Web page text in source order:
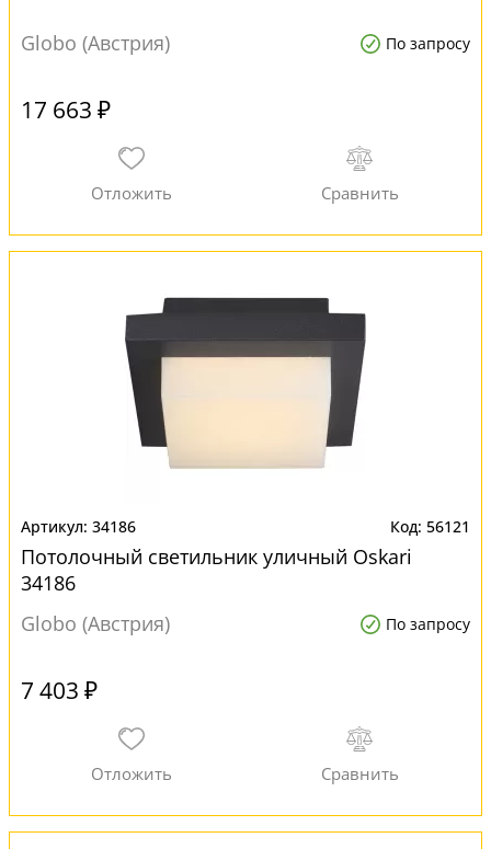
Globo (Австрия) По запросу
17 663 ₽
34186 56121
Потолочный светильник уличный Oskari
34186
Globo (Австрия)
По запросу
7 403 ₽